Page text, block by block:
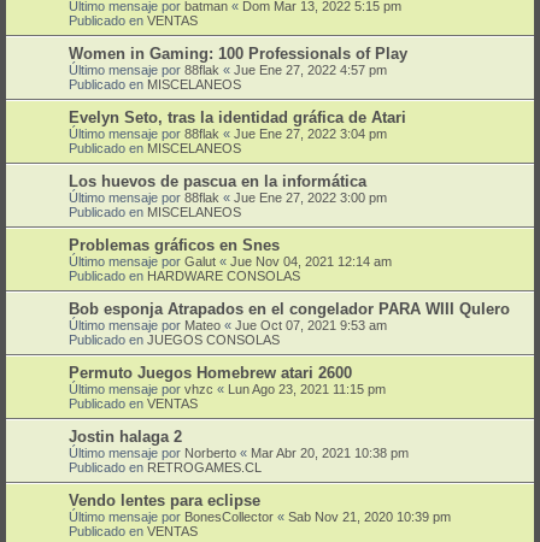
Último mensaje por batman « Dom Mar 13, 2022 5:15 pm
Publicado en VENTAS
Women in Gaming: 100 Professionals of Play
Último mensaje por 88flak « Jue Ene 27, 2022 4:57 pm
Publicado en MISCELANEOS
Evelyn Seto, tras la identidad gráfica de Atari
Último mensaje por 88flak « Jue Ene 27, 2022 3:04 pm
Publicado en MISCELANEOS
Los huevos de pascua en la informática
Último mensaje por 88flak « Jue Ene 27, 2022 3:00 pm
Publicado en MISCELANEOS
Problemas gráficos en Snes
Último mensaje por Galut « Jue Nov 04, 2021 12:14 am
Publicado en HARDWARE CONSOLAS
Bob esponja Atrapados en el congelador PARA WIII QuIero
Último mensaje por Mateo « Jue Oct 07, 2021 9:53 am
Publicado en JUEGOS CONSOLAS
Permuto Juegos Homebrew atari 2600
Último mensaje por vhzc « Lun Ago 23, 2021 11:15 pm
Publicado en VENTAS
Jostin halaga 2
Último mensaje por Norberto « Mar Abr 20, 2021 10:38 pm
Publicado en RETROGAMES.CL
Vendo lentes para eclipse
Último mensaje por BonesCollector « Sab Nov 21, 2020 10:39 pm
Publicado en VENTAS